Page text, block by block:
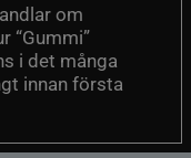
om
“Gummi”
i det många
innan första